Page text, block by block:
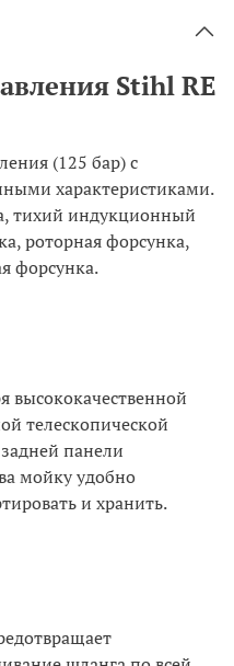
Stihl RE
(125 бар) с
характеристиками.
тихий индукционный
роторная форсунка,
форсунка.
высококачественной
телескопической
панели
мойку удобно
и хранить.